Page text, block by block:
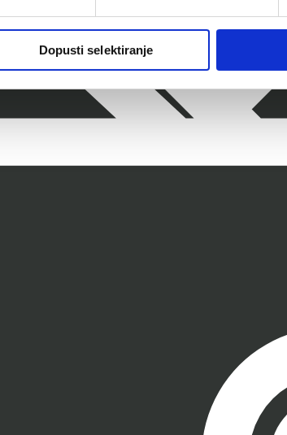
Dopusti selektiranje